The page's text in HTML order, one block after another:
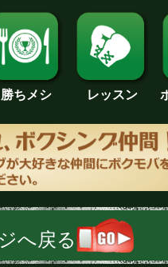
勝ちメシ レッスン
へ戻る